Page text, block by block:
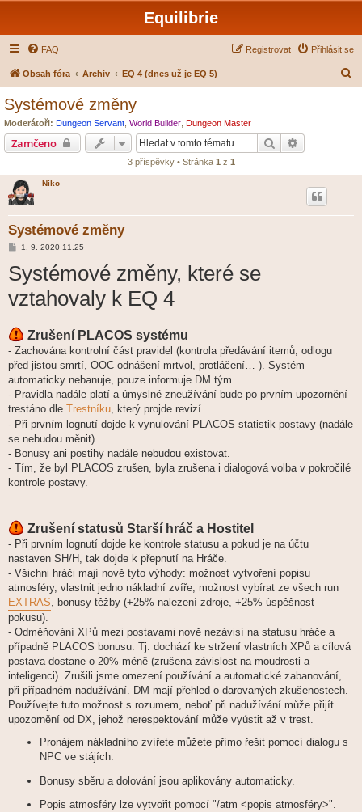
Equilibrie
FAQ Přihlásit se
Registrovat
Obsah fóra Archiv EQ 4 (dnes už je EQ 5)
Systémové změny
Moderátoři: Dungeon Servant World Builder Dungeon Master
Zamčeno Hledat
3 příspěvky • Stránka 1 z 1
Niko
Systémové změny
P
í
s
p
ě
v
1. 9. 2020 11.25
Systémové změny, které se
vztahovaly k EQ 4
Zrušení PLACOS systému
- Zachována kontrolní část pravidel (kontrola předávání itemů, odlogu
před jistou smrtí, OOC odnášení mrtvol, protláčení… ). Systém
automaticky nebanuje, pouze informuje DM tým.
- Pravidla nadále platí a úmyslné zneužívání bude po prvním upozornění
trestáno dle Trestníku , který projde revizí.
- Při prvním lognutí dojde k vynulování PLACOS statistik postavy (nadále
se nebudou měnit).
- Bonusy ani postihy nadále nebudou existovat.
- Tím, že byl PLACOS zrušen, byla zrušena i dialogová volba v pokročilé
kontrole postavy.
Zrušení statusů Starší hráč a Hostitel
- Při prvním lognutí dojde ke kontrole statusu a pokud je na účtu
nastaven SH/H, tak dojde k přepnutí na Hráče.
- Všichni hráči mají nově tyto výhody: možnost vytvoření popisu
atmosféry, vlastnit jedno nákladní zvíře, možnost vybírat ze všech run
EXTRAS , bonusy těžby (+25% nalezení zdroje, +25% úspěšnost
pokusu).
- Odměňování XPů mezi postavami nově nezávisí na statusu hráče a
případně PLACOS bonusu. Tj. dochází ke stržení vlastních XPů a cílová
postava dostane o 20% méně (zrušena závislost na moudrosti a
inteligenci). Zrušili jsme omezení používání a automatické zabanování,
při případném nadužívání. DM mají přehled o darovaných zkušenostech.
Používejte tuto možnost s rozumem, neboť při nadužívání může přijít
upozornění od DX, jehož nerespektování může vyústit až v trest.
Pronájem nákladního zvířete můžete přímo řešit pomocí dialogu s
NPC ve stájích.
Bonusy sběru a dolování jsou aplikovány automaticky.
Popis atmosféry lze vytvořit pomocí "/atm <popis atmosféry>".